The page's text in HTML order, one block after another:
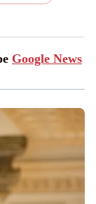
Google News